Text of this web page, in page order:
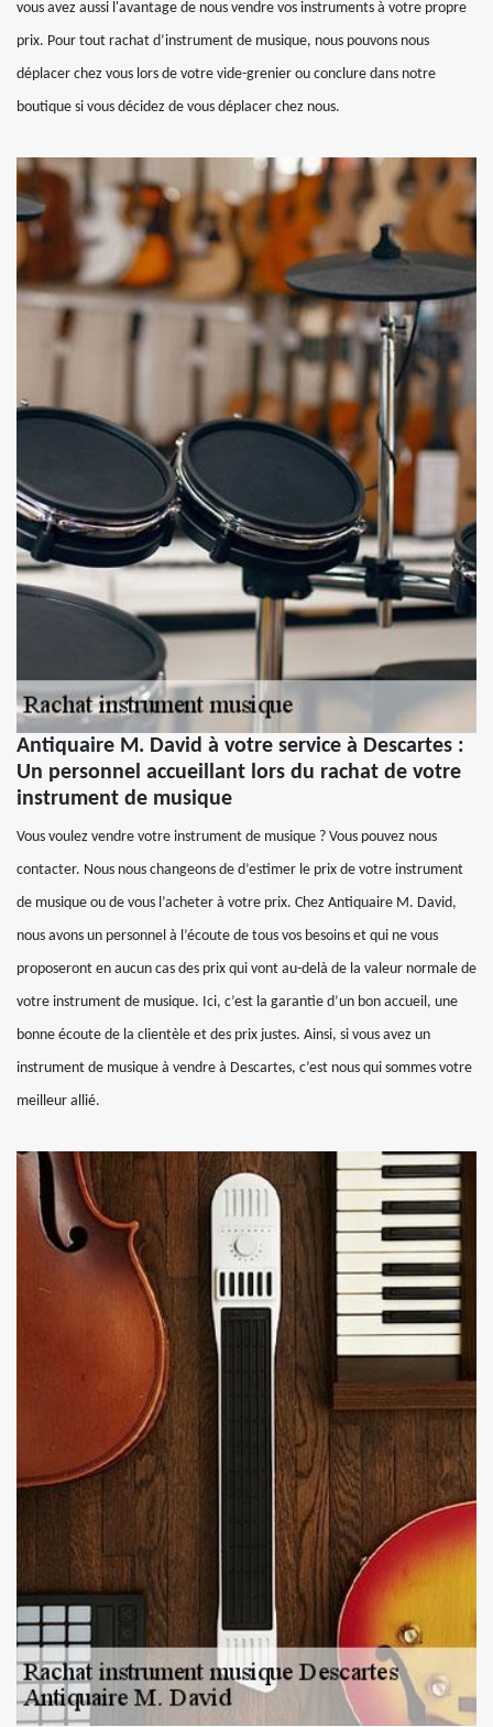
vous avez aussi l'avantage de nous vendre vos instruments à votre propre
prix. Pour tout rachat d’instrument de musique, nous pouvons nous
déplacer chez vous lors de votre vide-grenier ou conclure dans notre
boutique si vous décidez de vous déplacer chez nous.
Antiquaire M. David à votre service à Descartes :
Un personnel accueillant lors du rachat de votre
instrument de musique
Vous voulez vendre votre instrument de musique ? Vous pouvez nous
contacter. Nous nous changeons de d’estimer le prix de votre instrument
de musique ou de vous l’acheter à votre prix. Chez Antiquaire M. David,
nous avons un personnel à l’écoute de tous vos besoins et qui ne vous
proposeront en aucun cas des prix qui vont au-delà de la valeur normale de
votre instrument de musique. Ici, c’est la garantie d’un bon accueil, une
bonne écoute de la clientèle et des prix justes. Ainsi, si vous avez un
instrument de musique à vendre à Descartes, c’est nous qui sommes votre
meilleur allié.